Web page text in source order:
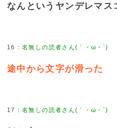
なんというヤンデレマス
16 ：名無しの読者さん(｀・ω・´)
途中から文字が滑った
17 ：名無しの読者さん(｀・ω・´)